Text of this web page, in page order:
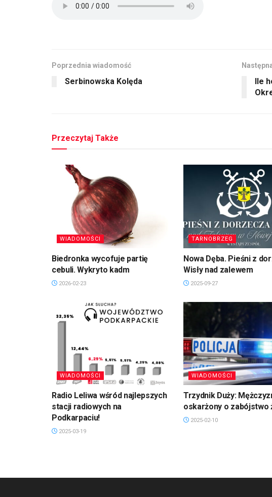
Poprzednia wiadomość
Serbinowska Kolęda
Ile
Przeczytaj Także
WIADOMOŚCI
Biedronka wycofuje partię
cebuli. Wykryto kadm
2026-02-23
TARNOBRZEG
Nowa Dęba. Pieśni z
Wisły nad zalewem
2025-09-27
WIADOMOŚCI
Radio Leliwa wśród najlepszych
stacji radiowych na
Podkarpaciu!
2025-03-19
WIADOMOŚCI
Trzydnik Duży:
oskarżony o zabójstwo
2025-02-10